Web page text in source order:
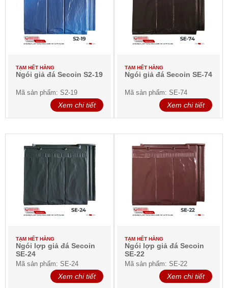
TẠM HẾT HÀNG
Ngói giả đá Secoin S2-19
Mã sản phẩm: S2-19
Xem chi tiết
TẠM HẾT HÀNG
Ngói giả đá Secoin SE-74
Mã sản phẩm: SE-74
Xem chi tiết
TẠM HẾT HÀNG
Ngói lợp giả đá Secoin
SE-24
Mã sản phẩm: SE-24
Xem chi tiết
TẠM HẾT HÀNG
Ngói lợp giả đá Secoin
SE-22
Mã sản phẩm: SE-22
Xem chi tiết